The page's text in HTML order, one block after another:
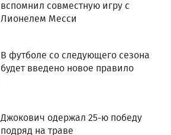
вспомнил совместную игру с
Лионелем Месси
В футболе со следующего сезона
будет введено новое правило
Джокович одержал 25-ю победу
подряд на траве